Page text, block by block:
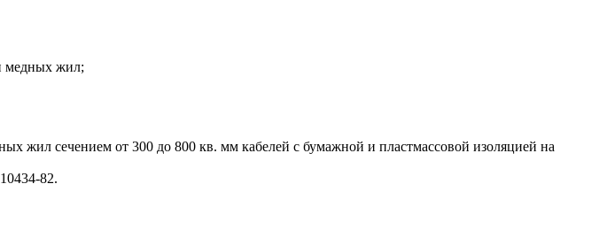
медных жил;
жил сечением от 300 до 800 кв. мм кабелей с бумажной и пластмассовой изоляцией на
82.